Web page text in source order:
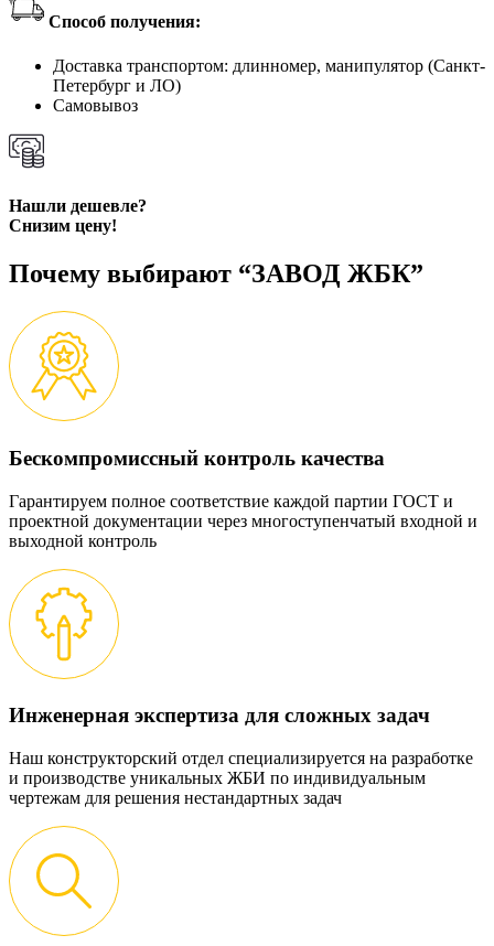
Способ получения:
Доставка транспортом: длинномер, манипулятор (Санкт-
Петербург и ЛО)
Самовывоз
Нашли дешевле?
Снизим цену!
Почему выбирают “ЗАВОД ЖБК”
Бескомпромиссный контроль качества
Гарантируем полное соответствие каждой партии ГОСТ и
проектной документации через многоступенчатый входной и
выходной контроль
Инженерная экспертиза для сложных задач
Наш конструкторский отдел специализируется на разработке
и производстве уникальных ЖБИ по индивидуальным
чертежам для решения нестандартных задач